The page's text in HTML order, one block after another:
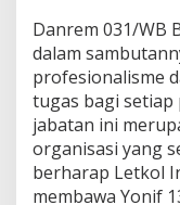
Danrem 031/WB
dalam
profesionalisme
tugas bagi setiap
jabatan ini
organisasi yang
berharap Letkol
membawa Yonif